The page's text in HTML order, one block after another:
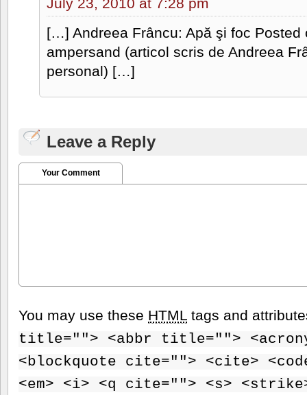
[…] Andreea Frâncu: Apă şi foc Posted
ampersand (articol scris de Andreea
personal) […]
Leave a Reply
Your Comment
You may use these HTML tags and
title=""> <abbr title="">
<blockquote cite=""> <cite>
<em> <i> <q cite=""> <s>